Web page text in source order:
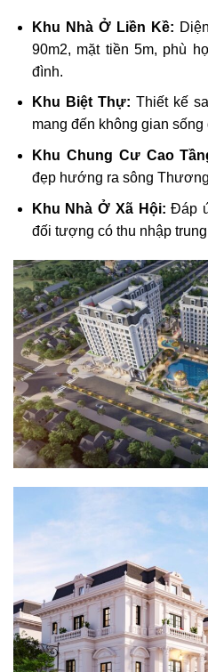
Khu Nhà Ở Liền Kề:
90m2, mặt tiền 5m, phù
đình.
Khu Biệt Thự: Thiết kế
mang đến không gian sống
Khu Chung Cư Cao
đẹp hướng ra sông
Khu Nhà Ở Xã Hội: Đáp
đối tượng có thu nhập